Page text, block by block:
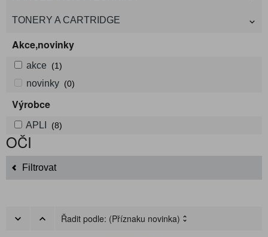
TONERY A CARTRIDGE
Akce,novinky
akce (1)
novinky (0)
Výrobce
APLI (8)
OČI
Filtrovat
Řadit podle: (Příznaku novinka)